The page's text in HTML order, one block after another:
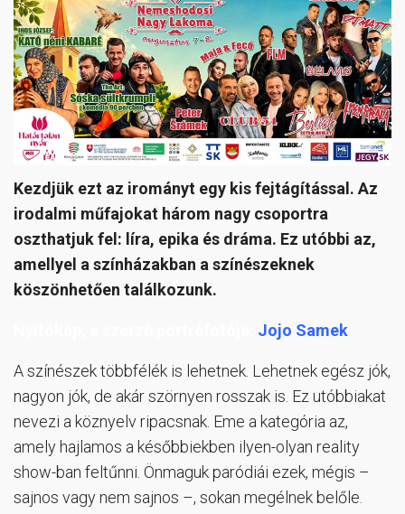
Kezdjük ezt az irományt egy kis fejtágítással. Az
irodalmi műfajokat három nagy csoportra
oszthatjuk fel: líra, epika és dráma. Ez utóbbi az,
amellyel a színházakban a színészeknek
köszönhetően találkozunk.
Jojo Samek
A színészek többfélék is lehetnek. Lehetnek egész jók,
nagyon jók, de akár szörnyen rosszak is. Ez utóbbiakat
nevezi a köznyelv ripacsnak. Eme a kategória az,
amely hajlamos a későbbiekben ilyen-olyan reality
show-ban feltűnni. Önmaguk paródiái ezek, mégis –
sajnos vagy nem sajnos –, sokan megélnek belőle.